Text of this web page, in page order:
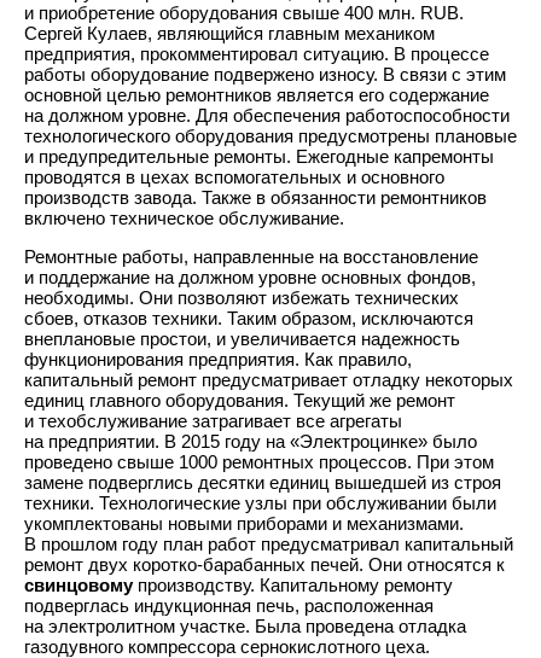
и приобретение оборудования свыше 400 млн. RUB.
Сергей Кулаев, являющийся главным механиком
предприятия, прокомментировал ситуацию. В процессе
работы оборудование подвержено износу. В связи с этим
основной целью ремонтников является его содержание
на должном уровне. Для обеспечения работоспособности
технологического оборудования предусмотрены плановые
и предупредительные ремонты. Ежегодные капремонты
проводятся в цехах вспомогательных и основного
производств завода. Также в обязанности ремонтников
включено техническое обслуживание.
Ремонтные работы, направленные на восстановление
и поддержание на должном уровне основных фондов,
необходимы. Они позволяют избежать технических
сбоев, отказов техники. Таким образом, исключаются
внеплановые простои, и увеличивается надежность
функционирования предприятия. Как правило,
капитальный ремонт предусматривает отладку некоторых
единиц главного оборудования. Текущий же ремонт
и техобслуживание затрагивает все агрегаты
на предприятии. В 2015 году на «Электроцинке» было
проведено свыше 1000 ремонтных процессов. При этом
замене подверглись десятки единиц вышедшей из строя
техники. Технологические узлы при обслуживании были
укомплектованы новыми приборами и механизмами.
В прошлом году план работ предусматривал капитальный
ремонт двух коротко-барабанных печей. Они относятся к
свинцовомупроизводству. Капитальному ремонту
подверглась индукционная печь, расположенная
на электролитном участке. Была проведена отладка
газодувного компрессора сернокислотного цеха.